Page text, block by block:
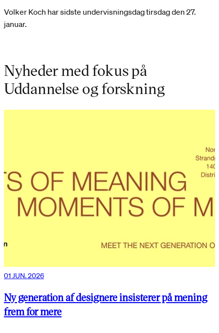
Volker Koch har sidste undervisningsdag tirsdag den 27.
januar.
Nyheder med fokus på
Uddannelse og forskning
01 JUN. 2026
Ny generation af designere insisterer på mening
frem for mere